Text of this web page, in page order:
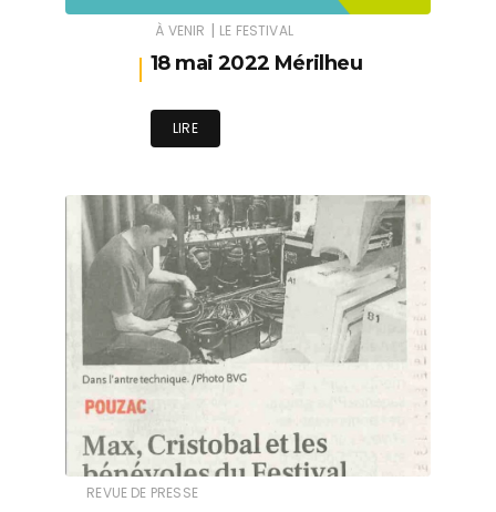
À VENIR | LE FESTIVAL
18 mai 2022 Mérilheu
LIRE
REVUE DE PRESSE